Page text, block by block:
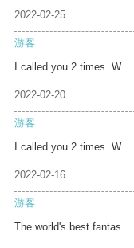
2022-02-25
游客
I called you 2 times. W
2022-02-20
游客
I called you 2 times. W
2022-02-16
游客
The world's best fantas